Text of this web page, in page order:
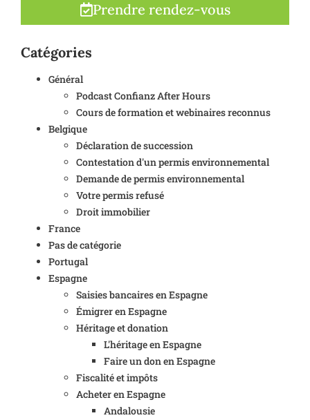
Prendre rendez-vous
Catégories
Général
Podcast Confianz After Hours
Cours de formation et webinaires reconnus
Belgique
Déclaration de succession
Contestation d'un permis environnemental
Demande de permis environnemental
Votre permis refusé
Droit immobilier
France
Pas de catégorie
Portugal
Espagne
Saisies bancaires en Espagne
Émigrer en Espagne
Héritage et donation
L'héritage en Espagne
Faire un don en Espagne
Fiscalité et impôts
Acheter en Espagne
Andalousie